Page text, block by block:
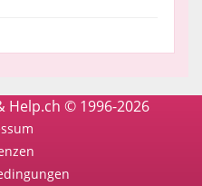
Help.ch © 1996-2026